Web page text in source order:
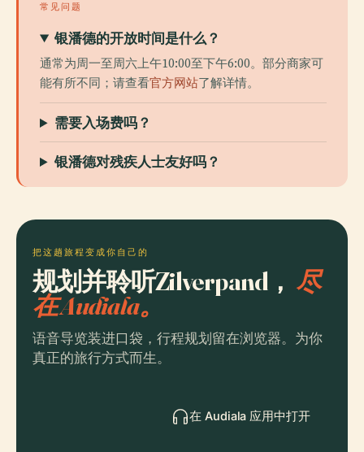
常见问题
银潘德的开放时间是什么？
通常为周一至周六上午10:00至下午6:00。部分商家可
能有所不同；请查看官方网站了解详情。
需要入场费吗？
银潘德对残疾人士友好吗？
把这趟旅程变成你自己的
规划并聆听Zilverpand， 尽
在 Audiala。
语音导览装进口袋，行程规划留在浏览器。为你
真正的旅行方式而生。
在 Audiala 应用中打开